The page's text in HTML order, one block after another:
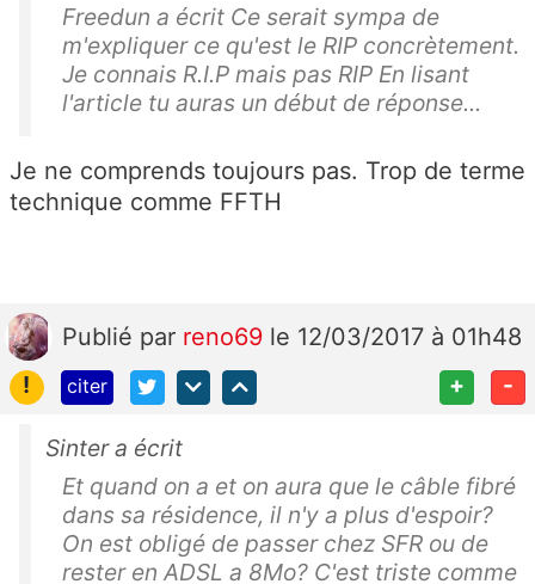
Freedun a écrit Ce serait sympa de
m'expliquer ce qu'est le RIP concrètement.
Je connais R.I.P mais pas RIP En lisant
l'article tu auras un début de réponse...
Je ne comprends toujours pas. Trop de terme
technique comme FFTH
Publié par reno69 le 12/03/2017 à 01h48
!
citer + -
Sinter a écrit
Et quand on a et on aura que le câble fibré
dans sa résidence, il n'y a plus d'espoir?
On est obligé de passer chez SFR ou de
rester en ADSL a 8Mo? C'est triste comme